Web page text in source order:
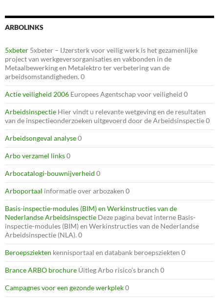
ARBOLINKS
5xbeter 5xbeter – IJzersterk voor veilig werk is het gezamenlijke
project van werkgeversorganisaties en vakbonden in de
Metaalbewerking en Metalektro ter verbetering van de
arbeidsomstandigheden. 0
Actie veiligheid 2006 Europees Agentschap voor veiligheid 0
Arbeidsinspectie Hier vindt u relevante wetgeving en de resultaten
van de inspectieonderzoeken uitgevoerd door de Arbeidsinspectie 0
Arbeidsongeval analyse0
Arbo verzamel links0
Arbocatalogi-bouwnijverheid 0
Arboportaal informatie over arbozaken 0
Basis-inspectie-modules (BIM) en Werkinstructies van de
Nederlandse Arbeidsinspectie Deze pagina bevat interne Basis-
inspectie-modules (BIM) en Werkinstructies van de Nederlandse
Arbeidsinspectie (NLA). 0
Beroepsziekten kennisportaal en databank beroepsziekten 0
Brance ARBO brochure Úitleg Arbo risico’s branch 0
Campagnes voor een gezonde werkplek0